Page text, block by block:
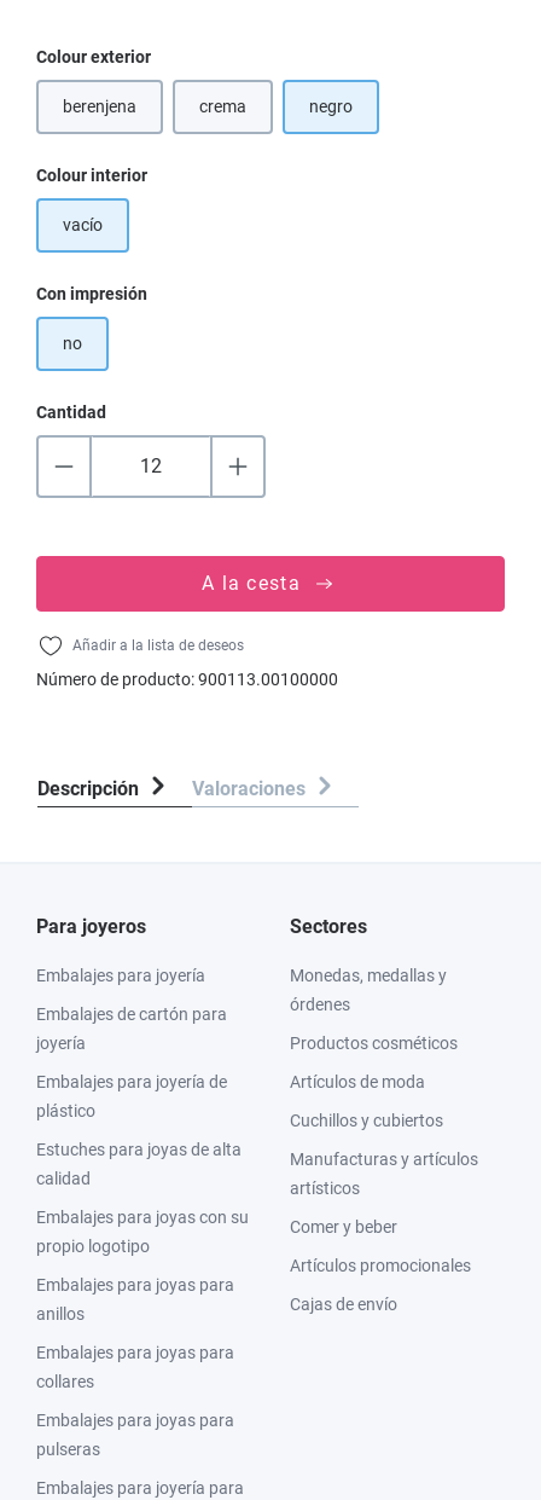
Seleccione
Colour exterior
berenjena crema negro
Seleccione
Colour interior
vacío
Seleccione
Con impresión
no
Cantidad
A la cesta
Añadir a la lista de deseos
Número de producto:900113.00100000
Descripción Valoraciones
Para joyeros
Embalajes para joyería
Embalajes de cartón para
joyería
Embalajes para joyería de
plástico
Estuches para joyas de alta
calidad
Embalajes para joyas con su
propio logotipo
Embalajes para joyas para
anillos
Embalajes para joyas para
collares
Embalajes para joyas para
pulseras
Embalajes para joyería para
Sectores
Monedas, medallas y
órdenes
Productos cosméticos
Artículos de moda
Cuchillos y cubiertos
Manufacturas y artículos
artísticos
Comer y beber
Artículos promocionales
Cajas de envío